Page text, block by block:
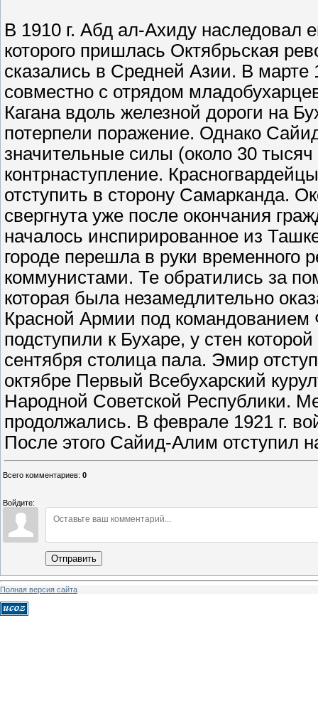
В 1910 г. Абд ал-Ахиду наследовал
которого пришлась Октябрьская
сказались в Средней Азии. В марте
совместно с отрядом
Кагана вдоль железной дороги на
потерпели поражение. Однако
значительные силы (около 30
контрнаступление.
отступить в сторону Самарканда.
свергнута уже после окончания
началось инспирированное из
городе перешла в руки временного
коммунистами. Те обратились за
которая была незамедлительно
Красной Армии под командованием
подступили к Бухаре, у стен
сентября столица пала. Эмир
октябре Первый Всебухарский
Народной Советской Республики.
продолжались. В феврале 1921 г.
После этого Сайид-Алим отступил
Всего комментариев: 0
Войдите:
Отправить
Полная версия сайта